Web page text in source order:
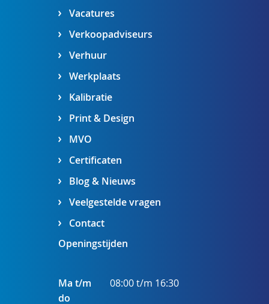
Vacatures
Verkoopadviseurs
Verhuur
Werkplaats
Kalibratie
Print & Design
MVO
Certificaten
Blog & Nieuws
Veelgestelde vragen
Contact
Openingstijden
Ma t/m
do
08:00 t/m 16:30